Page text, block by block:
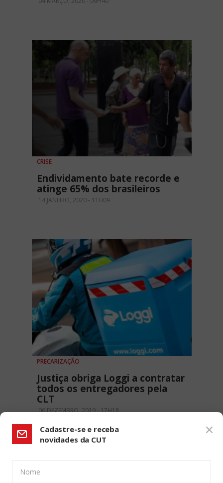
CRISE
Endividamento bate recorde e
atinge 65% dos brasileiros
14 JANEIRO, 2020 - 11H09
PRECARIZAÇÃO
Justiça obriga Loggi a contratar
todos os entregadores pela
CLT
06 DEZEMBRO, 2019 - 17H18
Cadastre-se e receba
novidades da CUT
Nome